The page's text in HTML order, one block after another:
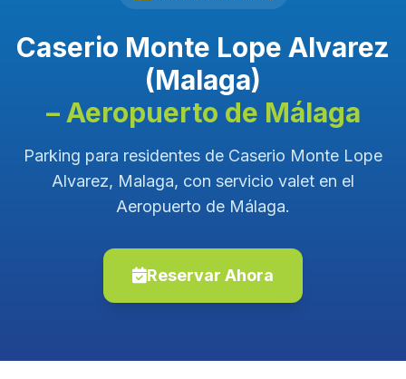
Caserio Monte Lope Alvarez
(Malaga)
– Aeropuerto de Málaga
Parking para residentes de Caserio Monte Lope
Alvarez, Malaga, con servicio valet en el
Aeropuerto de Málaga.
Reservar Ahora